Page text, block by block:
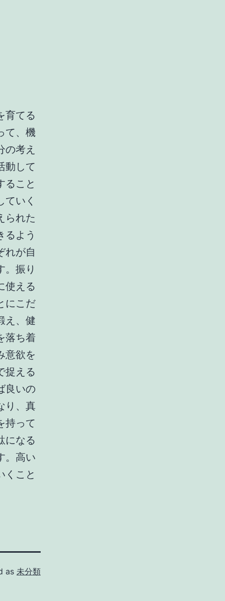
育てる
て、機
の考え
動して
ること
いく
られた
るよう
れが自
。振り
使える
にこだ
え、健
落ち着
意欲を
捉える
良いの
り、真
持って
になる
。高い
くこと
as 未分類